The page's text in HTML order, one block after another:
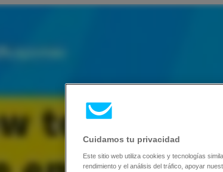
Cuidamos tu privacidad
Este sitio web utiliza cookies y tecnologías
rendimiento y el análisis del tráfico, apoyar